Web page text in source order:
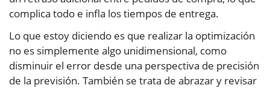
complica todo e infla los tiempos de entrega.
Lo que estoy diciendo es que realizar la optimización
no es simplemente algo unidimensional, como
disminuir el error desde una perspectiva de precisión
de la previsión. También se trata de abrazar y revisar